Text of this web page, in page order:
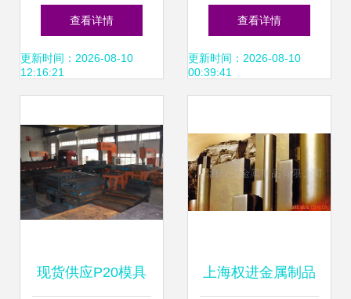
塑胶模具钢 锻造工
艺与卓越性能的全
查看详情
更新时间：2026-08-10
12:16:21
效模具制造的优选
材料
查看详情
更新时间：2026-08-10
00:39:41
现货供应P20模具 上海权进金属制品